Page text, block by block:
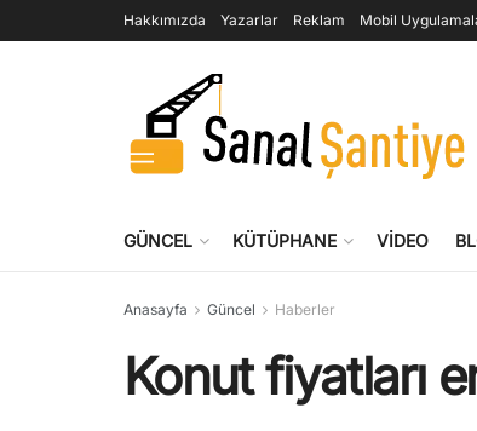
Hakkımızda Yazarlar Reklam Mobil
GÜNCEL KÜTÜPHANE VIDEO
Anasayfa Güncel Haberler
Konut fiyatları